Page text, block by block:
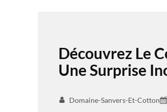
Découvrez Le
Une Surprise
Domaine-Sanvers-Et-Cotton